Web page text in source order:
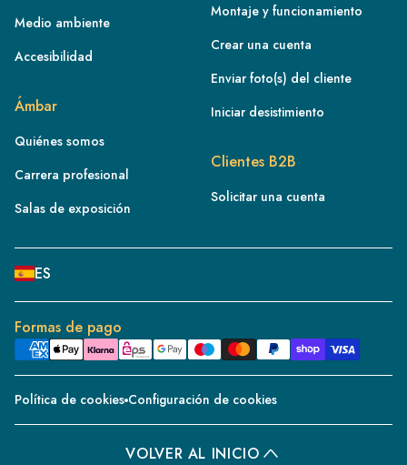
Medio ambiente
Accesibilidad
Ámbar
Quiénes somos
Carrera profesional
Salas de exposición
Montaje y funcionamiento
Crear una cuenta
Enviar foto(s) del cliente
Iniciar desistimiento
Clientes B2B
Solicitar una cuenta
ES
IE
IT
NL
ES
DE
CH
DK
CZ
Formas de pago
Política de cookies Configuración de cookies
VOLVER AL INICIO